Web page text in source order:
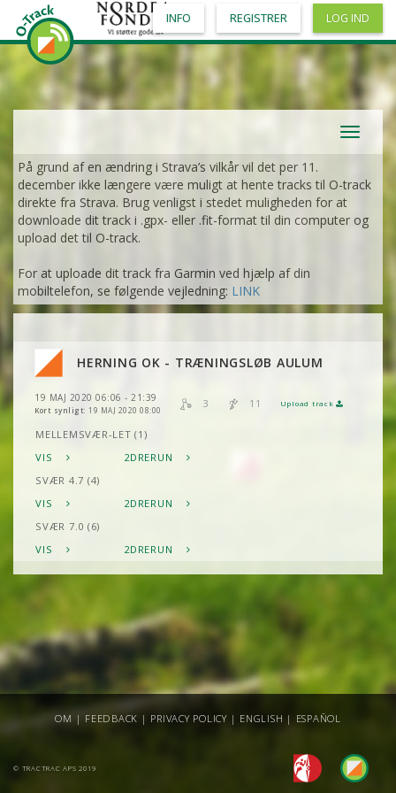
Toggle
På grund af en ændring i Strava’s vilkår vil det per 11.
december ikke længere være muligt at hente tracks til O-track
direkte fra Strava. Brug venligst i stedet muligheden for at
downloade dit track i .gpx- eller .fit-format til din computer og
upload det til O-track.
For at uploade dit track fra Garmin ved hjælp af din
mobiltelefon, se følgende vejledning: LINK
HERNING OK - TRÆNINGSLØB AULUM
19 MAJ 2020 06:06 - 21:39
Kort synligt: 19 MAJ 2020 08:00
3 11 Upload track
MELLEMSVÆR-LET (1)
VIS
2DRERUN
SVÆR 4.7 (4)
VIS
2DRERUN
SVÆR 7.0 (6)
VIS
2DRERUN
INFO REGISTRER LOG IND
© TRACTRAC APS 2019
OM | FEEDBACK | PRIVACY POLICY| ENGLISH | ESPAÑOL